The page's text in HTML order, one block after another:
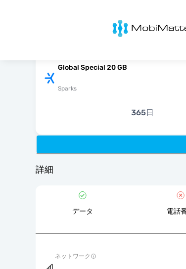
MobiMatter
Global Special 20 GB
Sparks
365日
詳細
データ 電話
ネットワーク